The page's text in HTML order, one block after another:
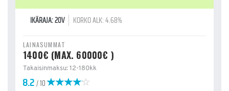
IKÄRAJA: 20V KORKO ALK: 4.68%
LAINASUMMAT
1400€ (MAX. 60000€ )
Takaisinmaksu: 12-180kk
8.2/ 10